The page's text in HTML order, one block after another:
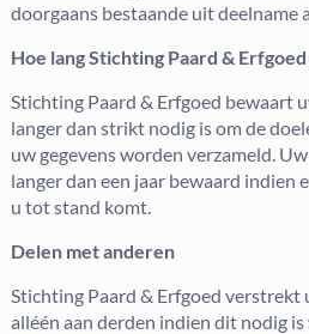
doorgaans bestaande uit deelname
Hoe lang Stichting Paard &
Stichting Paard & Erfgoed bewaart
langer dan strikt nodig is om de
uw gegevens worden verzameld.
langer dan een jaar bewaard indien
u tot stand komt.
Delen met anderen
Stichting Paard & Erfgoed verstrekt
alléén aan derden indien dit nodig